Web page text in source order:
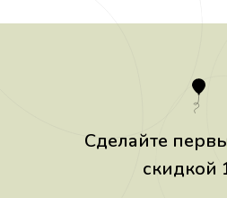
Сделайте
скидкой